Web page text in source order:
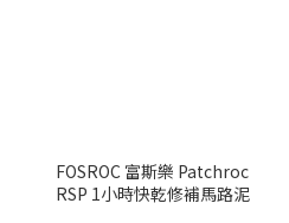
FOSROC 富斯樂 Patchroc
RSP 1小時快乾修補馬路泥